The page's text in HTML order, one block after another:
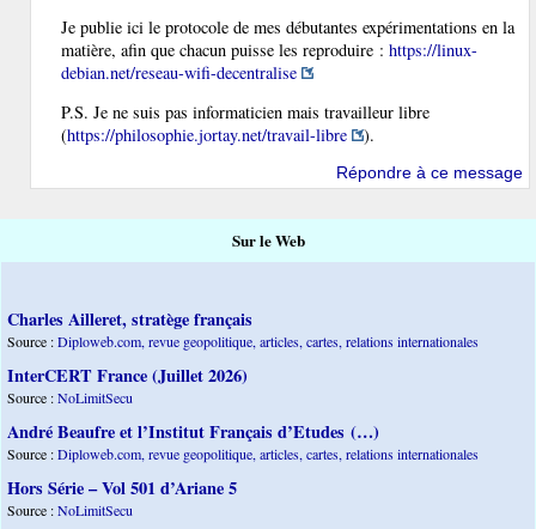
Je publie ici le protocole de mes débutantes expérimentations en la
matière, afin que chacun puisse les reproduire : https://linux-
debian.net/reseau-wifi-decentralise
P.S. Je ne suis pas informaticien mais travailleur libre
(https://philosophie.jortay.net/travail-libre ).
Répondre à ce message
Sur le Web
Charles Ailleret, stratège français
Source :Diploweb.com, revue geopolitique, articles, cartes, relations internationales
InterCERT France (Juillet 2026)
Source :NoLimitSecu
André Beaufre et l’Institut Français d’Etudes (…)
Source :Diploweb.com, revue geopolitique, articles, cartes, relations internationales
Hors Série – Vol 501 d’Ariane 5
Source :NoLimitSecu